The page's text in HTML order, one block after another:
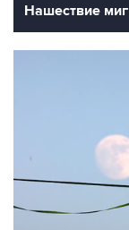
Нашествие